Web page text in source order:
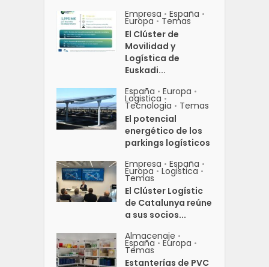
Empresa • España •
Europa • Temas
El Clúster de
Movilidad y
Logística de
Euskadi...
España • Europa •
Logistica •
Tecnologia • Temas
El potencial
energético de los
parkings logísticos
Empresa • España •
Europa • Logistica •
Temas
El Clúster Logístic
de Catalunya reúne
a sus socios...
Almacenaje •
España • Europa •
Temas
Estanterías de PVC